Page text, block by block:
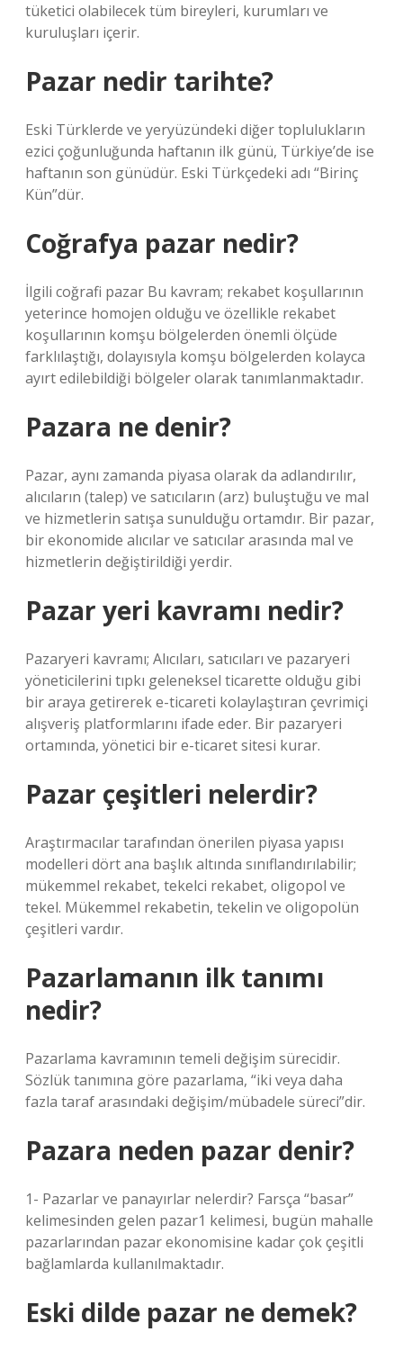
tüketici olabilecek tüm bireyleri, kurumları ve
kuruluşları içerir.
Pazar nedir tarihte?
Eski Türklerde ve yeryüzündeki diğer toplulukların
ezici çoğunluğunda haftanın ilk günü, Türkiye’de ise
haftanın son günüdür. Eski Türkçedeki adı “Birinç
Kün”dür.
Coğrafya pazar nedir?
İlgili coğrafi pazar Bu kavram; rekabet koşullarının
yeterince homojen olduğu ve özellikle rekabet
koşullarının komşu bölgelerden önemli ölçüde
farklılaştığı, dolayısıyla komşu bölgelerden kolayca
ayırt edilebildiği bölgeler olarak tanımlanmaktadır.
Pazara ne denir?
Pazar, aynı zamanda piyasa olarak da adlandırılır,
alıcıların (talep) ve satıcıların (arz) buluştuğu ve mal
ve hizmetlerin satışa sunulduğu ortamdır. Bir pazar,
bir ekonomide alıcılar ve satıcılar arasında mal ve
hizmetlerin değiştirildiği yerdir.
Pazar yeri kavramı nedir?
Pazaryeri kavramı; Alıcıları, satıcıları ve pazaryeri
yöneticilerini tıpkı geleneksel ticarette olduğu gibi
bir araya getirerek e-ticareti kolaylaştıran çevrimiçi
alışveriş platformlarını ifade eder. Bir pazaryeri
ortamında, yönetici bir e-ticaret sitesi kurar.
Pazar çeşitleri nelerdir?
Araştırmacılar tarafından önerilen piyasa yapısı
modelleri dört ana başlık altında sınıflandırılabilir;
mükemmel rekabet, tekelci rekabet, oligopol ve
tekel. Mükemmel rekabetin, tekelin ve oligopolün
çeşitleri vardır.
Pazarlamanın ilk tanımı
nedir?
Pazarlama kavramının temeli değişim sürecidir.
Sözlük tanımına göre pazarlama, “iki veya daha
fazla taraf arasındaki değişim/mübadele süreci”dir.
Pazara neden pazar denir?
1- Pazarlar ve panayırlar nelerdir? Farsça “basar”
kelimesinden gelen pazar1 kelimesi, bugün mahalle
pazarlarından pazar ekonomisine kadar çok çeşitli
bağlamlarda kullanılmaktadır.
Eski dilde pazar ne demek?